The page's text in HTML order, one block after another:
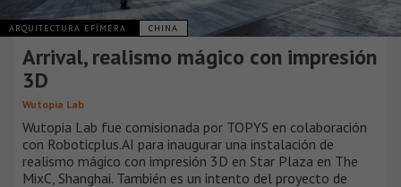
ARQUITECTURA EFÍMERA CHINA
Arrival, realismo mágico con impresión
3D
Wutopia Lab
Wutopia Lab fue comisionada por TOPYS en colaboración
con Roboticplus.AI para inaugurar una instalación de
realismo mágico con impresión 3D en Star Plaza en The
MixC, Shanghai. También es un intento del proyecto de